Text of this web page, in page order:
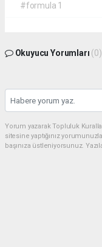
#formula 1
Okuyucu Yorumları (0)
Yorum yazarak Topluluk
sitesine yaptığınız
başınıza üstleniyorsunuz.